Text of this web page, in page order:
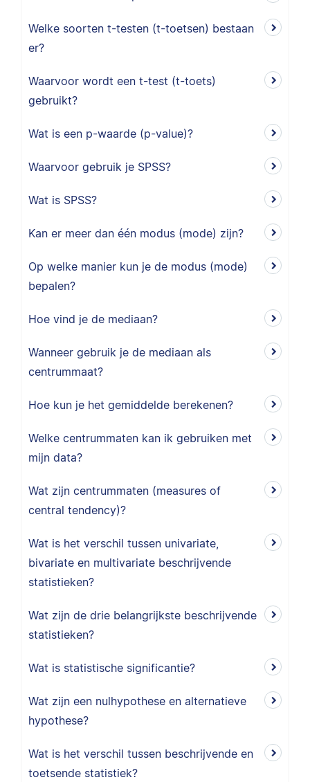
Welke soorten t-testen (t-toetsen) bestaan
er?
Waarvoor wordt een t-test (t-toets)
gebruikt?
Wat is een p-waarde (p-value)?
Waarvoor gebruik je SPSS?
Wat is SPSS?
Kan er meer dan één modus (mode) zijn?
Op welke manier kun je de modus (mode)
bepalen?
Hoe vind je de mediaan?
Wanneer gebruik je de mediaan als
centrummaat?
Hoe kun je het gemiddelde berekenen?
Welke centrummaten kan ik gebruiken met
mijn data?
Wat zijn centrummaten (measures of
central tendency)?
Wat is het verschil tussen univariate,
bivariate en multivariate beschrijvende
statistieken?
Wat zijn de drie belangrijkste beschrijvende
statistieken?
Wat is statistische significantie?
Wat zijn een nulhypothese en alternatieve
hypothese?
Wat is het verschil tussen beschrijvende en
toetsende statistiek?